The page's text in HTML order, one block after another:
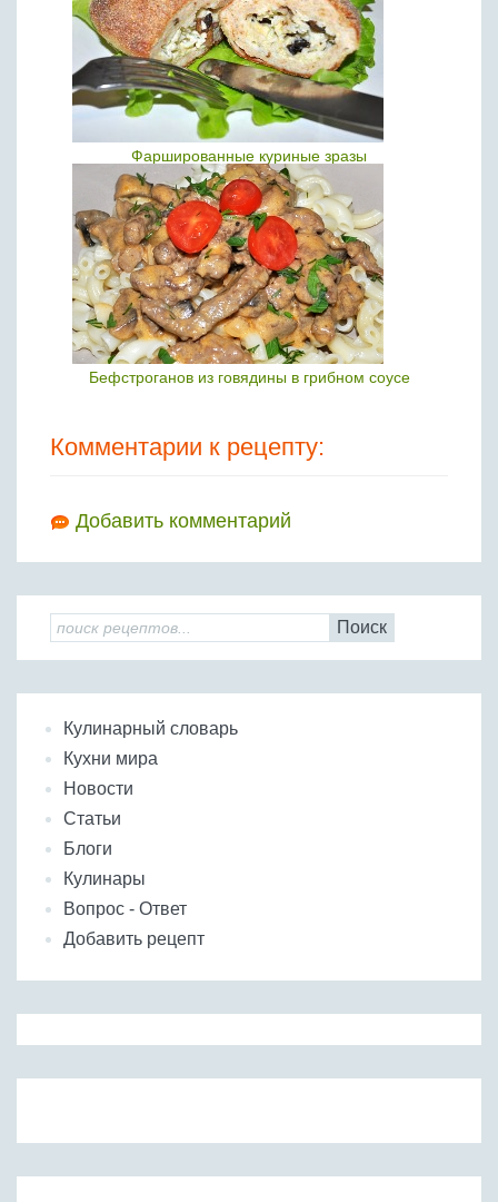
Фаршированные куриные зразы
Бефстроганов из говядины в грибном соусе
Комментарии к рецепту:
Добавить комментарий
Поиск
Кулинарный словарь
Кухни мира
Новости
Статьи
Блоги
Кулинары
Вопрос - Ответ
Добавить рецепт